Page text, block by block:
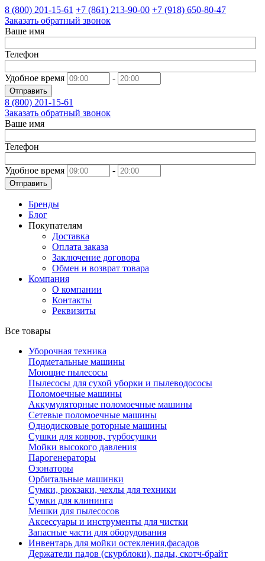
8 (800) 201-15-61 +7 (861) 213-90-00 +7 (918) 650-80-47
Заказать обратный звонок
Ваше имя
Телефон
Удобное время -
Отправить
8 (800) 201-15-61
Заказать обратный звонок
Ваше имя
Телефон
Удобное время -
Отправить
Бренды
Блог
Покупателям
Доставка
Оплата заказа
Заключение договора
Обмен и возврат товара
Компания
О компании
Контакты
Реквизиты
Все товары
Уборочная техника
Подметальные машины
Моющие пылесосы
Пылесосы для сухой уборки и пылеводососы
Поломоечные машины
Аккумуляторные поломоечные машины
Сетевые поломоечные машины
Однодисковые роторные машины
Сушки для ковров, турбосушки
Мойки высокого давления
Парогенераторы
Озонаторы
Орбитальные машинки
Сумки, рюкзаки, чехлы для техники
Сумки для клининга
Мешки для пылесосов
Аксессуары и инструменты для чистки
Запасные части для оборудования
Инвентарь для мойки остекления,фасадов
Держатели падов (скурблоки), пады, скотч-брайт